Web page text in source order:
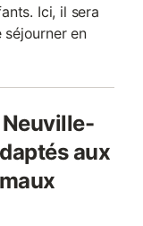
Ici, il sera
en
Neuville-
aux